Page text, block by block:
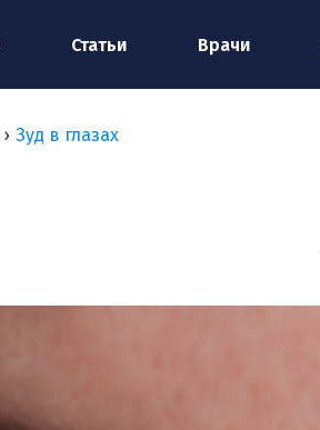
Статьи Врачи
› Зуд в глазах